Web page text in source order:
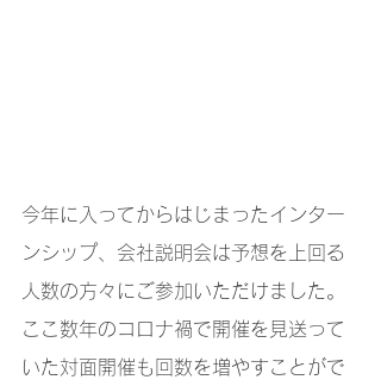
今年に入ってからはじまったインター
ンシップ、会社説明会は予想を上回る
人数の方々にご参加いただけました。
ここ数年のコロナ禍で開催を見送って
いた対面開催も回数を増やすことがで